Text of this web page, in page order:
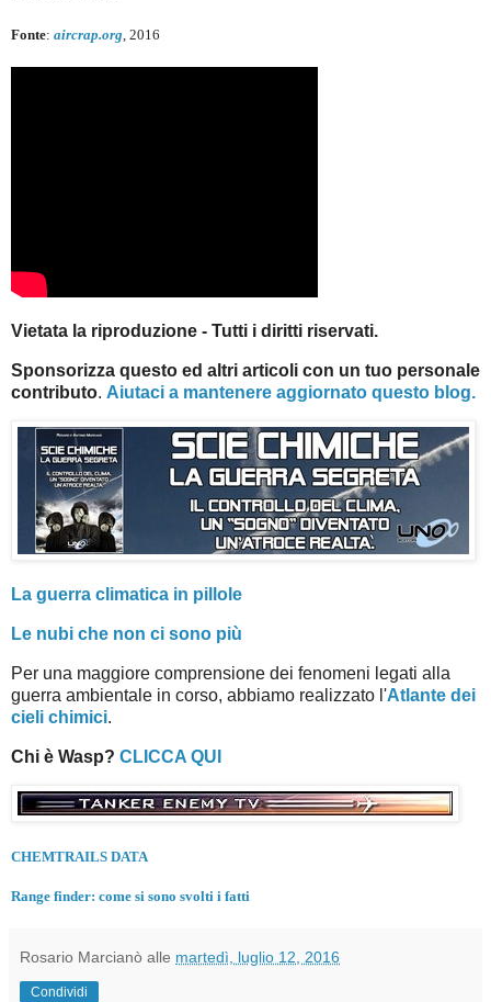
Fonte: aircrap.org , 2016
Vietata la riproduzione - Tutti i diritti riservati.
Sponsorizza questo ed altri articoli con un tuo personale
contributo. Aiutaci a mantenere aggiornato questo blog.
La guerra climatica in pillole
Le nubi che non ci sono più
Per una maggiore comprensione dei fenomeni legati alla
guerra ambientale in corso, abbiamo realizzato l'Atlante dei
cieli chimici.
Chi è Wasp? CLICCA QUI
CHEMTRAILS DATA
Range finder: come si sono svolti i fatti
Rosario Marcianò alle martedì, luglio 12, 2016
Condividi